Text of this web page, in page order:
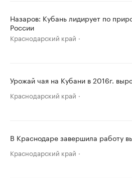
Назаров: Кубань лидирует по
России
Краснодарский край
Урожай чая на Кубани в 2016г.
Краснодарский край
В Краснодаре завершила работу
Краснодарский край